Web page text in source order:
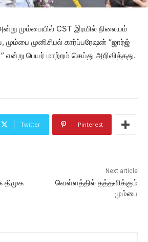
மும்பையில் CST இரயில் நிலையம்
முனிசிபல் கார்ப்பரேஷன் “ஜார்ஜ்
பெயர் மாற்றம் செய்து அறிவித்தது.
Twitter Pinterest
Next article
வெள்ளத்தில் தத்தளிக்கும்
மும்பை